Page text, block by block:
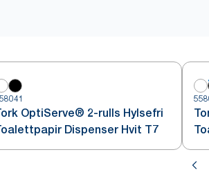
OptiServe® 2-rulls Hylsefri
Dispenser Hvit T7